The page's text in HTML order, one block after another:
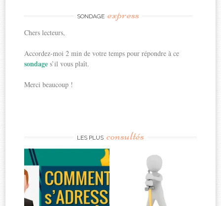
SONDAGE express
Chers lecteurs,
Accordez-moi 2 min de votre temps pour répondre à ce
sondages’il vous plaît.
Merci beaucoup !
LES PLUS consultés